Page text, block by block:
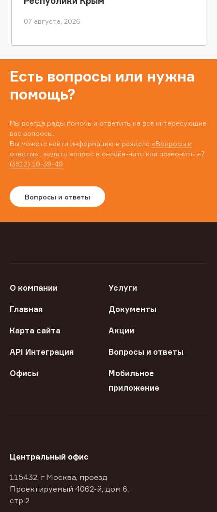
07 августа, 2026
Есть вопросы или нужна
помощь?
Мы всегда рады помочь и ответить на все интересующие
вас вопросы.
Вы можете найти информацию в разделе «Вопросы и
ответы» , задать вопрос в онлайн-чате или позвонить +7
(3512) 10-39-49
Вопросы и ответы
О компании Услуги
Главная Документы
Карта сайта Акции
API Интеграция Вопросы и ответы
Офисы
Мобильное
приложение
Центральный офис
115432, г Москва, проезд
Проектируемый 4062-й, дом 6,
стр 2